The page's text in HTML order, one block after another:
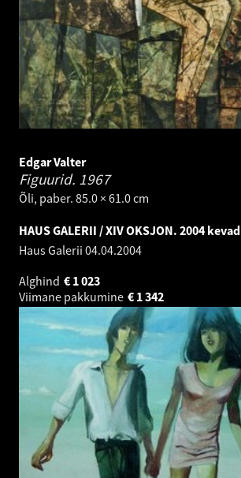
Edgar Valter
Figuurid. 1967
Õli, paber. 85.0 × 61.0 cm
HAUS GALERII / XIV OKSJON. 2004 kevad
Haus Galerii 04.04.2004
Alghind
1 023
€
Viimane pakkumine
1 342
€